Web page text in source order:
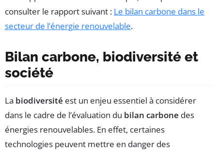
consulter le rapport suivant : Le bilan carbone dans le
secteur de l’énergie renouvelable.
Bilan carbone, biodiversité et
société
La biodiversité est un enjeu essentiel à considérer
dans le cadre de l’évaluation du bilan carbone des
énergies renouvelables. En effet, certaines
technologies peuvent mettre en danger des